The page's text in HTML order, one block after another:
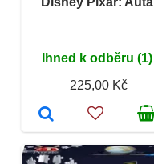
Ihned k odběru (1)
225,00 Kč